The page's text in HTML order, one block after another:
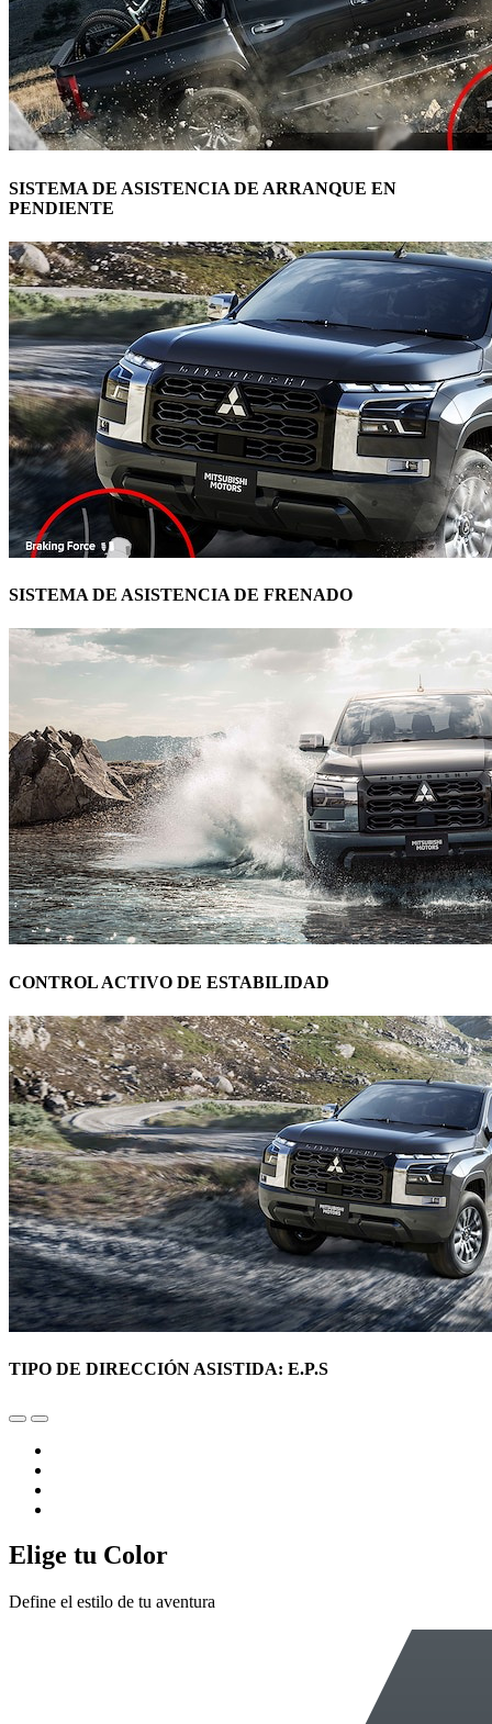
SISTEMA DE ASISTENCIA DE ARRANQUE EN
PENDIENTE
SISTEMA DE ASISTENCIA DE FRENADO
CONTROL ACTIVO DE ESTABILIDAD
TIPO DE DIRECCIÓN ASISTIDA: E.P.S
Elige tu Color
Define el estilo de tu aventura